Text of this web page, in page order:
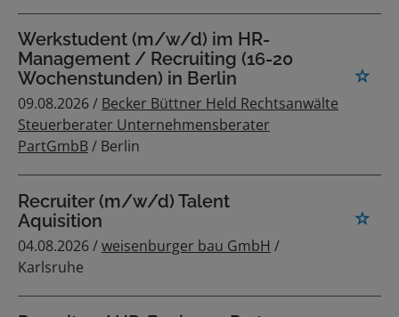
Werkstudent (m/w/d) im HR-
Management / Recruiting (16-20
Wochenstunden) in Berlin
09.08.2026 / Becker Büttner Held Rechtsanwälte
Steuerberater Unternehmensberater
PartGmbB/ Berlin
Recruiter (m/w/d) Talent
Aquisition
04.08.2026 /weisenburger bau GmbH /
Karlsruhe